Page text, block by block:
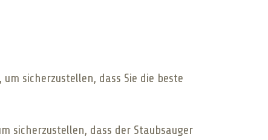
sicherzustellen, dass Sie die beste
sicherzustellen, dass der Staubsauger